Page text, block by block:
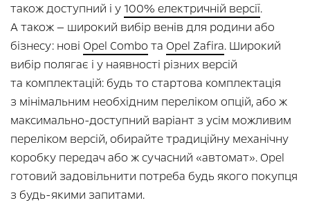
також доступний і у100% електричній версії.
А також — широкий вибір венів для родини або
бізнесу: нові Opel Combo та Opel Zafira. Широкий
вибір полягає і у наявності різних версій
та комплектацій: будь то стартова комплектація
з мінімальним необхідним переліком опцій, або ж
максимально-доступний варіант з усім можливим
переліком версій, обирайте традиційну механічну
коробку передач або ж сучасний «автомат». Opel
готовий задовільнити потреба будь якого покупця
з будь-якими запитами.